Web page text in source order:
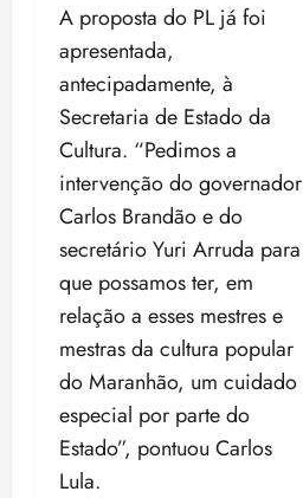
A proposta do PL já foi
apresentada,
antecipadamente, à
Secretaria de Estado da
Cultura. “Pedimos a
intervenção do governador
Carlos Brandão e do
secretário Yuri Arruda para
que possamos ter, em
relação a esses mestres e
mestras da cultura popular
do Maranhão, um cuidado
especial por parte do
Estado”, pontuou Carlos
Lula.